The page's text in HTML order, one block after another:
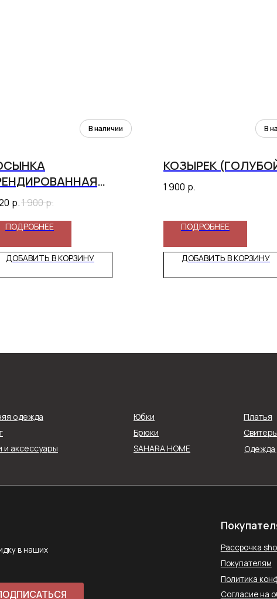
р.1 900р.
ПОДРОБНЕЕ
ДОБАВИТЬ В КОРЗИНУ
КОЗЫРЕК
1 900 р.
ПОДРОБНЕЕ
ДОБАВИТЬ В КОРЗИНУ
одежда
и аксессуары
Юбки
Брюки
SAHARA HOME
Платья
Одежда
Политика конфиденциальности
Согласие на обработку данных
saharawear@yandex.ru
Способы оплаты